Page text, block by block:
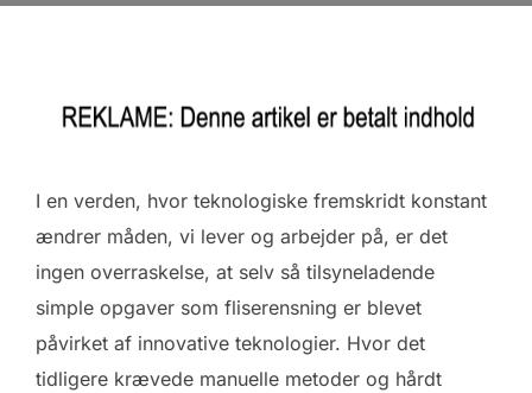
I en verden, hvor teknologiske fremskridt konstant
ændrer måden, vi lever og arbejder på, er det
ingen overraskelse, at selv så tilsyneladende
simple opgaver som fliserensning er blevet
påvirket af innovative teknologier. Hvor det
tidligere krævede manuelle metoder og hårdt